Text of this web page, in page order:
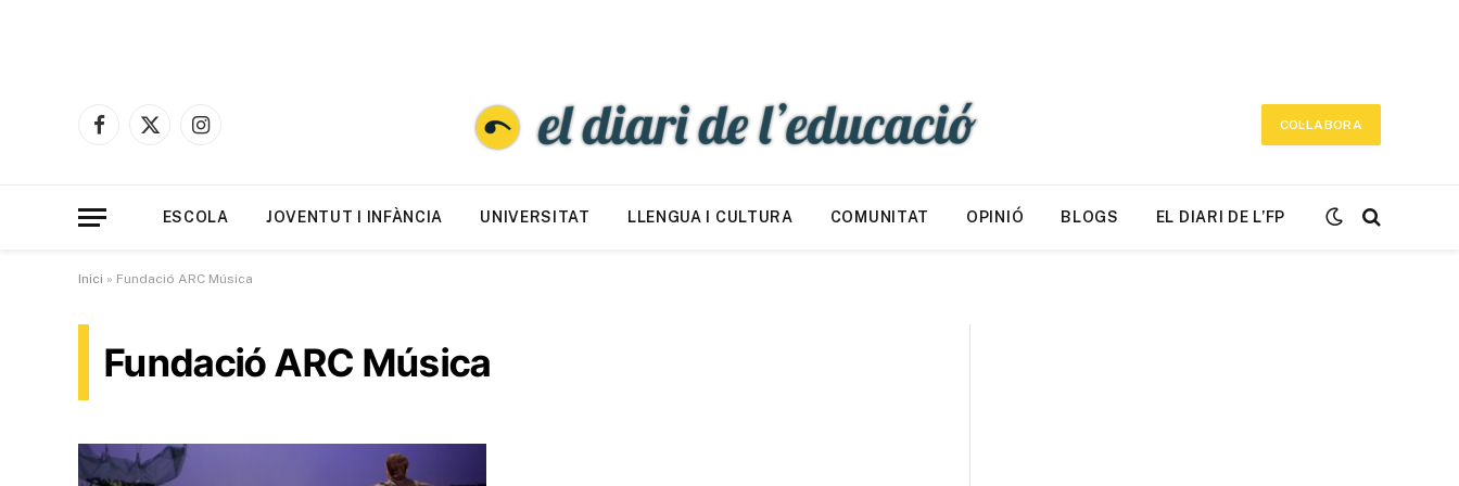
Facebook
X
Instagram
COL·LABORA
ESCOLA JOVENTUT I INFÀNCIA UNIVERSITAT LLENGUA I CULTURA COMUNITAT OPINIÓ BLOGS EL DIARI DE L’FP
Inici » Fundació ARC Música
Fundació ARC Música